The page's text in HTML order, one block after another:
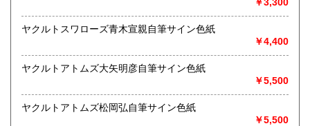
ヤクルトスワローズ青木宣親自筆サイン色紙
￥4,400
ヤクルトアトムズ大矢明彦自筆サイン色紙
￥5,500
ヤクルトアトムズ松岡弘自筆サイン色紙
￥5,500